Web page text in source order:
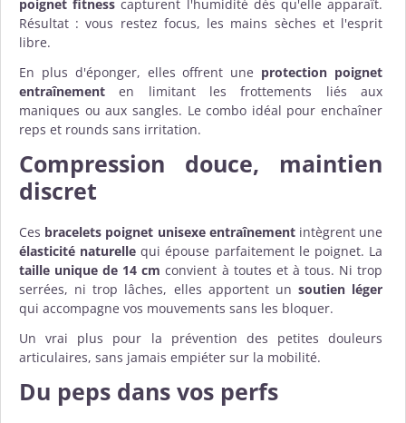
poignet fitness capturent l'humidité dès qu'elle apparaît.
Résultat : vous restez focus, les mains sèches et l'esprit
libre.
En plus d'éponger, elles offrent une protection poignet
entraînement en limitant les frottements liés aux
maniques ou aux sangles. Le combo idéal pour enchaîner
reps et rounds sans irritation.
Compression douce, maintien
discret
Ces bracelets poignet unisexe entraînementintègrent une
élasticité naturelle qui épouse parfaitement le poignet. La
taille unique de 14 cm convient à toutes et à tous. Ni trop
serrées, ni trop lâches, elles apportent un soutien léger
qui accompagne vos mouvements sans les bloquer.
Un vrai plus pour la prévention des petites douleurs
articulaires, sans jamais empiéter sur la mobilité.
Du peps dans vos perfs